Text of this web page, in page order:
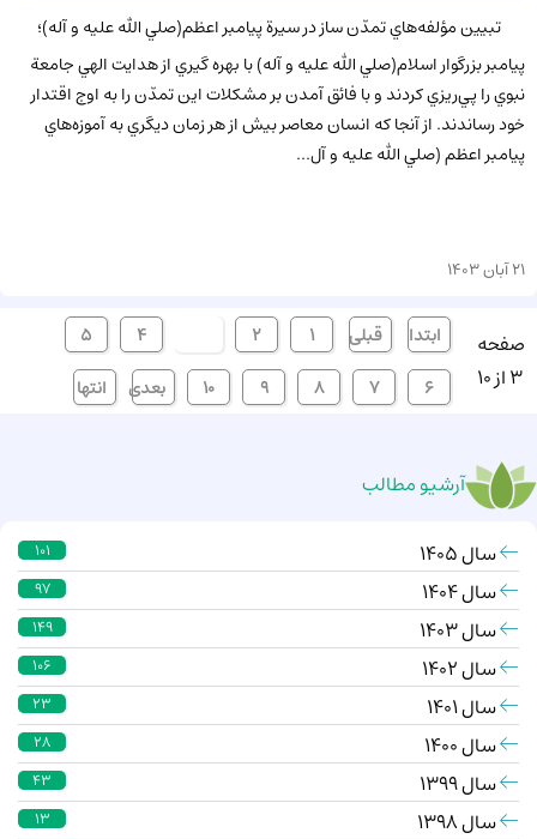
تبيين مؤلفه‌هاي تمدّن ساز در سيرة پيامبر اعظم(صلي الله عليه و آله)؛
پيامبر بزرگوار اسلام(صلي الله عليه و آله) با بهره گيري از هدايت الهي جامعة
نبوي را پي‌ريزي کردند و با فائق آمدن بر مشکلات اين تمدّن را به اوج اقتدار
خود رساندند. از آنجا که انسان معاصر بيش از هر زمان ديگري به آموزه‌هاي
پيامبر اعظم (صلي الله عليه و آل...
21 آبان 1403
صفحه
3 از 10
ابتدا قبلی 1
2
4
5
6
7
8
9
10 بعدی انتها
آرشیو مطالب
سال 1405 101
سال 1404 97
سال 1403 149
سال 1402 106
سال 1401 23
سال 1400 28
سال 1399 43
سال 1398 13